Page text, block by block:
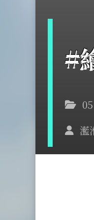
#
灆